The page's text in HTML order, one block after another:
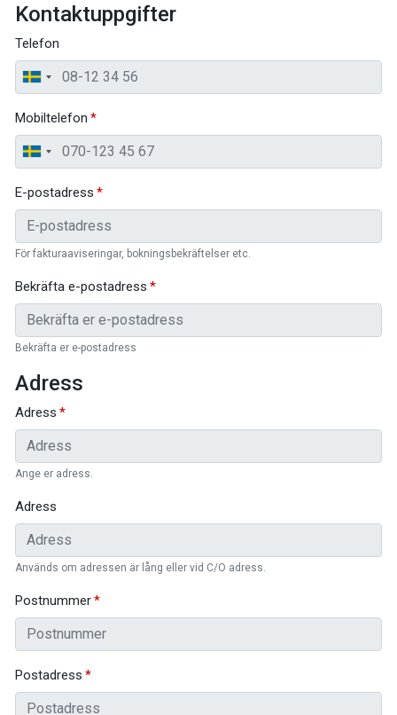
Kontaktuppgifter
Telefon
Mobiltelefon
E-postadress
För fakturaaviseringar, bokningsbekräftelser etc.
Bekräfta e-postadress
Bekräfta er e-postadress
Adress
Adress
Ange er adress.
Adress
Används om adressen är lång eller vid C/O adress.
Postnummer
Postadress